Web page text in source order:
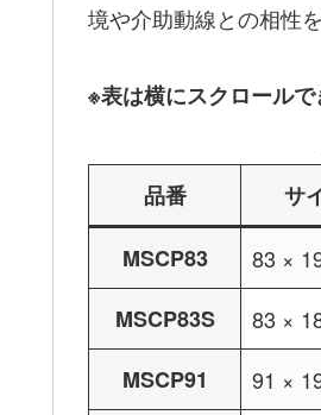
境や介助動線との相性
※表は横にスクロールで
品番
サ
MSCP83 83 ×
MSCP83S
83 ×
MSCP91
91 ×